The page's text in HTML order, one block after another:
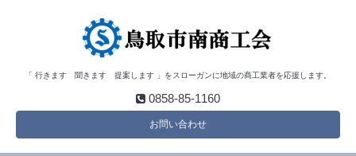
「 行きます 聞きます 提案します 」をスローガンに地域の商工業者を応援します。
0858-85-1160
お問い合わせ